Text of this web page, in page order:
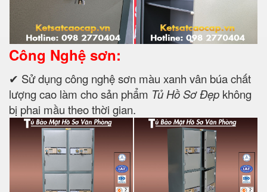
Công Nghệ sơn:
✔ Sử dụng công nghệ sơn màu xanh vân búa chất
lượng cao làm cho sản phẩm Tủ Hồ Sơ Đẹp không
bị phai mầu theo thời gian.